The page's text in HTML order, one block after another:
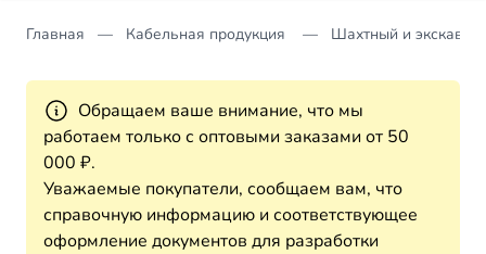
Главная Кабельная продукция Шахтный и
Обращаем ваше внимание, что мы
работаем только с оптовыми заказами от 50
000 ₽.
Уважаемые покупатели, сообщаем вам, что
справочную информацию и соответствующее
оформление документов для разработки